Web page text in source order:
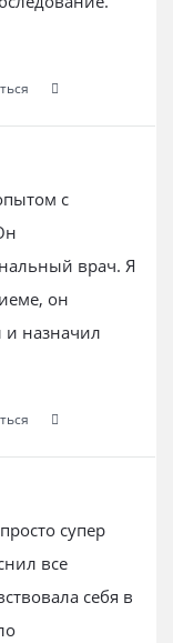
с
врач. Я
он
и назначил
супер
все
себя в